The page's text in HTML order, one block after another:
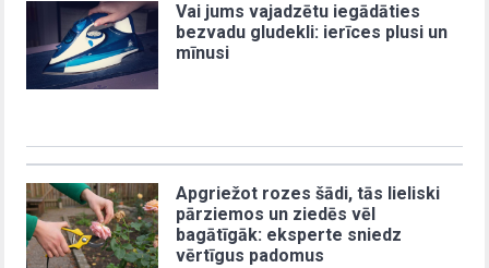
Vai jums vajadzētu iegādāties
bezvadu gludekli: ierīces plusi un
mīnusi
Apgriežot rozes šādi, tās lieliski
pārziemos un ziedēs vēl
bagātīgāk: eksperte sniedz
vērtīgus padomus